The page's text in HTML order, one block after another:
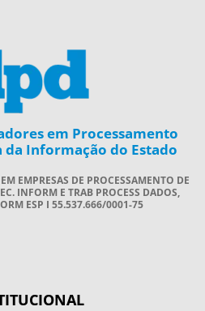
em Processamento
da Informação do Estado
EMPRESAS DE PROCESSAMENTO DE
INFORM E TRAB PROCESS DADOS,
ESP I 55.537.666/0001-75